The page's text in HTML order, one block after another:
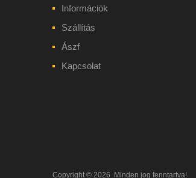
Információk
Szállítás
Ászf
Kapcsolat
Copyright © 2026 Minden jog fenntartva!